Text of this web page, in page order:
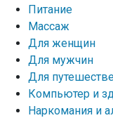
Питание
Массаж
Для женщин
Для мужчин
Для
Компьютер и
Наркомания и